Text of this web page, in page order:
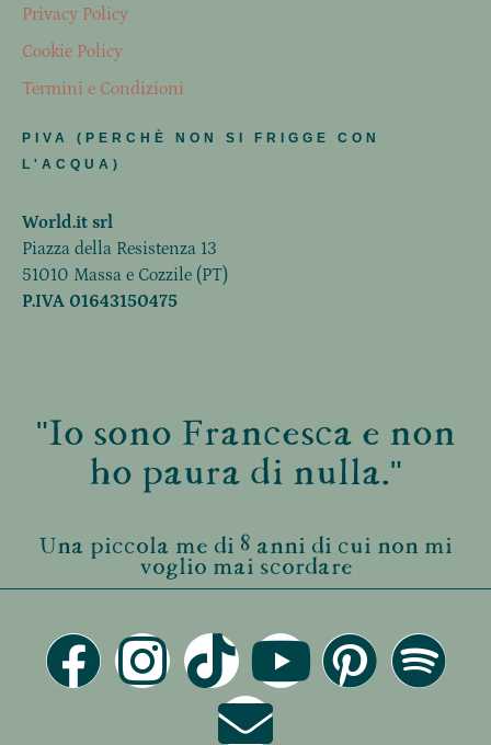
Privacy Policy
Cookie Policy
Termini e Condizioni
PIVA (PERCHÈ NON SI FRIGGE CON
L'ACQUA)
World.it srl
Piazza della Resistenza 13
51010 Massa e Cozzile (PT)
P.IVA 01643150475
"Io sono Francesca e non
ho paura di nulla."
Una piccola me di 8 anni di cui non mi
voglio mai scordare